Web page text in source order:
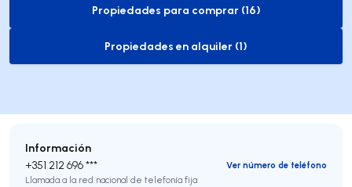
to-buy-listing
Propiedades para comprar (16)
to-rent-listing
Propiedades en alquiler (1)
Información
+351 212 696 ***
Ver número de teléfono
Llamada a la red nacional de telefonía fija